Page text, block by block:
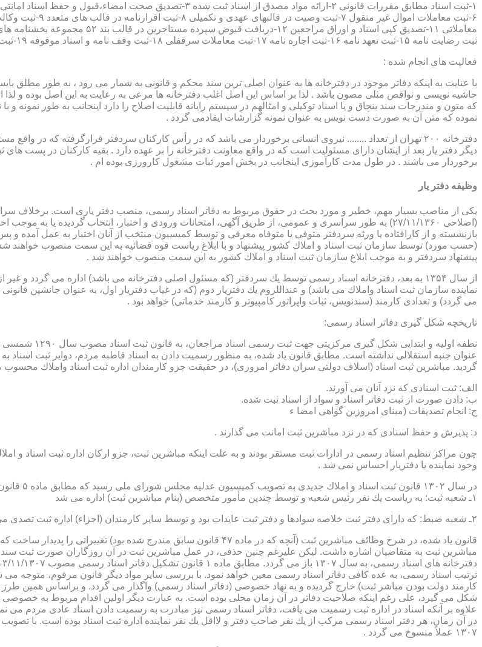
ثبت رضایت نامه ۱۵-ثبت تعهد نامه ۱۶-ثبت اجاره نامه ۱۷-ثبت معاملات سرقفلی ۱۸-ثبت وقف نامه و اسناد موقوفه ۱۹-ثبت اسناد ضمانت نامه ۲۰-صدور اجرائیه ۲۱-ثبت نکاح ۲۲-ثبت طلاق
فعالیت های انجام شده :
با عنایت به اینکه دفاتر موجود در دفترخانه ها به عنوان اصلی ترین سند محکم و قانونی به شمار می رود ، به طور مطلق
حاشیه نویسی و نواقص مثلی مصون باشد . لذا بر اساس این اصل اغلب دفترخانه ها مرعی به رعایت به این اصل بوده و لذا از
که متون و مندرجات سند بنچاق و یا اسناد توکیلی و امثالهم در سیستم رایانه قابلیت اصلاح را دارد اینجانب به طور
نموده که متن آن به صورت دست نویس به عنوان نمونه گزارشات ایفادمی گردد .
دفترخانه ۲۰۰ تهران از تعداد ........ نیروی انسانی برخوردار می باشد که در رأس کارکنان سردفتر قرارگرفته که در
دیگر دفتر یار بعد از ایشان دارای مسئولیت است که در واقع معاونت دفترخانه را بر عهده دارد . بقیه کارکنان در پست
برخوردار می باشند . در طول مدت کارآموزی اینجانب در بخش امور ثبات مشغول کارورزی بوده ام .
وظیفه دفتر یار
بازنشسته و از كارافتاده یا ورثه سردفتر متوفی یا متوفاه معرفی و توسط كمیسیون منتخب از آنان اختبار به عمل آمده
پیشنهاد سردفتر و به موجب ابلاغ سازمان ثبت اسناد و املاك كشور به این سمت منصوب خواهند شد .
از سال ۱۳۵۴ به بعد، دفترخانه اسناد رسمی توسط یك سردفتر (كه مسئول اصلی دفترخانه می باشد) اداره می گردد و
نماینده سازمان ثبت اسناد واملاك می باشد) و عنداللزوم یك دفتریار دوم (كه در غیاب دفتریار اول، به عنوان جانشین
می گردد) و تعدادی كارمند (سندنویس، ثبات واپراتور كامپیوتر و كارمند خدماتی) خواهد بود .
تاریخچه شكل گیری دفاتر اسناد رسمی:
نطفه اولیه و
گردید. مباشرین ثبت اسناد (اسلاف دولتی سران دفاتر امروزی)، در حقیقت جزو كارمندان اداره ثبت اسناد واملاك محسوب می گردیدند كه وظایف آنان در
الف: ثبت اسنادی كه نزد آنان می آورند.
ب: دادن صورت از ثبت دفاتر اسناد و سواد از اسناد ثبت شده.
ج: انجام تصدیقات (مبنای امروزین گواهی امضا ء
د: پذیرش و حفظ اسنادی كه در نزد مباشرین ثبت امانت می گذارند .
چون مراكز تنظیم اسناد رسمی در ادارات ثبت مستقر بودند و به علت اینكه مباشرین ثبت، جزو اركان اداره ثبت اسناد و
وجود نماینده یا دفتریار احساس نمی شد .
در سال ۱۳۰۲ قانون ثبت اسناد و املاك جدیدی به تصویب كمیسیون عدلیه مجلس شورای ملی رسید كه مطابق ماده ۵ قانون یاد شده، هر دایره ثبت اسناد، از دو قسمت زیر تشكیل می شد.
۱ـ شعبه ثبت: به ریاست یك نفر رئیس شعبه و توسط چندین مأمور متخصص (بنام مباشرین ثبت) اداره می شد
۲ـ شعبه ضبط: كه دارای دفتر ثبت خلاصه سوادها و دفتر ثبت عایدات بود و توسط سایر كارمندان (اجزاء) اداره ثبت تصدی می شد .
قانون یاد شده، در شرح وظائف مباشرین ثبت (آنچه كه در ماده ۴۷ قانون سابق
مباشرین ثبت به متقاضیان اشاره داشت. لیكن علیرغم چنین حذفی، در عمل مباشرین ثبت در آن روزگاران صورت ثبت سند
ترتیب اسناد رسمی، به عده كافی دفاتر اسناد رسمی معین خواهد نمود. با بررسی سایر مواد دیگر قانون مرقوم، متوجه
كارمند دولت بودن مباشر ثبت) خارج گردیده و به نهاد خصوصی (دفاتر اسناد رسمی) واگذار می گردد. و براساس همین
علاوه بر آنكه اسناد در اداره ثبت رسمیت می یافت، دفاتر اسناد رسمی نیز مبادرت به رسمیت دادن اسناد عادی مردم می
۱۳۰۷ عملاً منسوخ می گردد .